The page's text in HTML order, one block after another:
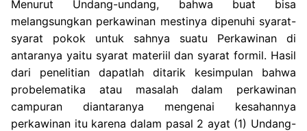
Menurut Undang-undang, bahwa buat bisa
melangsungkan perkawinan mestinya dipenuhi syarat-
syarat pokok untuk sahnya suatu Perkawinan di
antaranya yaitu syarat materiil dan syarat formil. Hasil
dari penelitian dapatlah ditarik kesimpulan bahwa
probelematika atau masalah dalam perkawinan
campuran diantaranya mengenai kesahannya
perkawinan itu karena dalam pasal 2 ayat (1) Undang-